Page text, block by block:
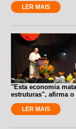
LER MAIS
"Esta economia
estruturas", afirma o
LER MAIS